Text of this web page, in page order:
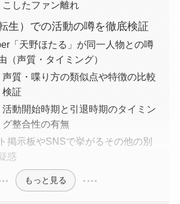
こしたファン離れ
生）での活動の噂を徹底検証
「天野ほたる」が同一人物との噂
（声質・タイミング）
声質・喋り方の類似点や特徴の比較
検証
活動開始時期と引退時期のタイミン
グ整合性の有無
掲示板やSNSで挙がるその他の別
惑
もっと見る